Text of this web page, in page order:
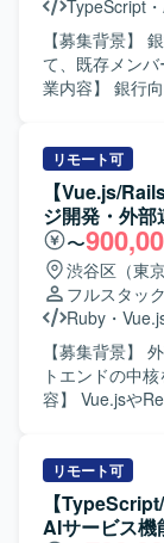
の刷新に関する経験
PHP、
インフラは
す。Mac、
TypeScript ・
【募集背景】
て、既存メンバ
業内容】 銀行
装・テストま
ホ実機での動
める人物像】
主体的に取り
遂行できる方
柔軟に対応し
です。 【ポジションの魅力】 銀行向けスマホアプリという
ユーザー数の多
ビスの機能改
す。フロント
フルスタック寄
なっております。
リモート可
【Vue.js/
ジ開発・外
〜
渋谷区（東京
フルスタッ
Ruby ・
【募集背景】
トエンドの中核を
容】 Vue.jsや
ブラウザなど
ドを構築します。 【求める人物像】 フロントエン
起点に、シス
リモート可
【
AIサービス機